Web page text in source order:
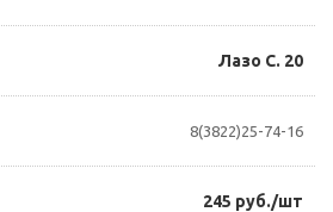
Лазо С. 20
8(3822)25-74-16
245 руб./шт